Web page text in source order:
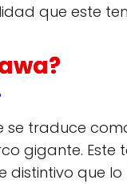
que este
se traduce
gigante. Este
distintivo que